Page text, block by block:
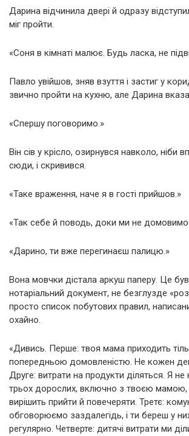
Дарина відчинила двері й одразу
міг пройти.
«Соня в кімнаті малює. Будь ласка, не
Павло увійшов, зняв взуття і застиг у
звично пройти на кухню, але Дарина
«Спершу поговоримо.»
Він сів у крісло, озирнувся навколо, ніби
сюди, і скривився.
«Таке враження, наче я в гості прийшов.»
«Так себе й поводь, доки ми не
«Дарино, ти вже перегинаєш палицю.»
Вона мовчки дістала аркуш паперу. Це
нотаріальний документ, не безглузде
просто список побутових правил,
охайно.
«Дивись. Перше: твоя мама приходить
попередньою домовленістю. Не кожен
Друге: витрати на продукти діляться. Я не
трьох дорослих, включно з твоєю
вирішить прийти й повечеряти. Третє:
обговорюємо заздалегідь, і ти береш у
регулярно. Четверте: дитячі витрати ми